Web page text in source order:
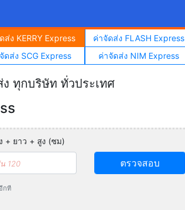
ส่ง KERRY Express
ค่าจัดส่ง FLASH Express
ดส่ง SCG Express ค่าจัดส่ง NIM Express
ง ทุกบริษัท ทั่วประเทศ
+ ยาว + สูง (ซม)
ตรวจสอบ
กที